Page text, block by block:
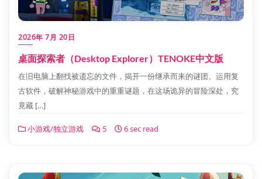
2026年 7月 20日
桌面探索者（Desktop Explorer）TENOKE中文版
在旧电脑上翻找被遗忘的文件，揭开一份继承而来的谜团。运用复
古软件，破解神秘游戏中的重重谜题，在这场诡异的冒险深处，究
竟藏 […]
小游戏/独立游戏 5 6 sec read